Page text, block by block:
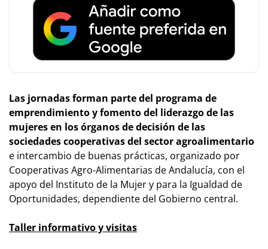
Las jornadas forman parte del programa de
emprendimiento y fomento del liderazgo de las
mujeres en los órganos de decisión de las
sociedades cooperativas del sector agroalimentario
e intercambio de buenas prácticas, organizado por
Cooperativas Agro-Alimentarias de Andalucía, con el
apoyo del Instituto de la Mujer y para la Igualdad de
Oportunidades, dependiente del Gobierno central.
Taller informativo y visitas